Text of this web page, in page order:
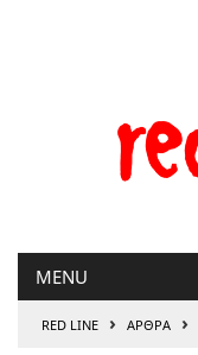
MENU
RED LINE › ΑΡΘΡΑ ›